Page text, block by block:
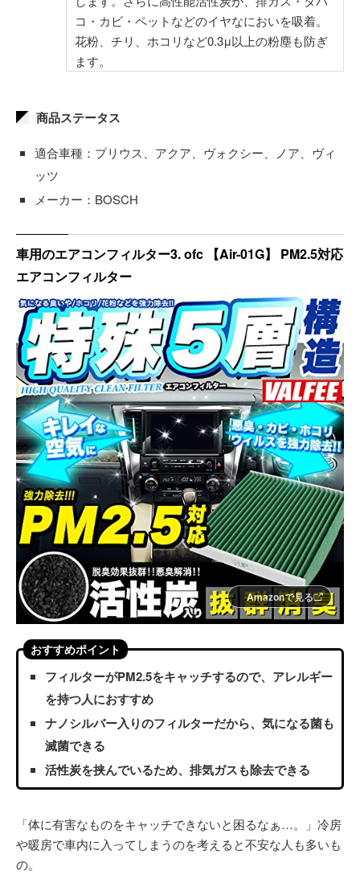
コ・カビ・ペットなどのイヤなにおいを吸着。
花粉、チリ、ホコリなど0.3μ以上の粉塵も防ぎ
ます。
商品ステータス
適合車種：プリウス、アクア、ヴォクシー、ノア、ヴィ
ッツ
メーカー：BOSCH
車用のエアコンフィルター3. ofc 【Air-01G】 PM2.5対応
エアコンフィルター
Amazonで見る
おすすめポイント
フィルターがPM2.5をキャッチするので、アレルギー
を持つ人におすすめ
ナノシルバー入りのフィルターだから、気になる菌も
滅菌できる
活性炭を挟んでいるため、排気ガスも除去できる
「体に有害なものをキャッチできないと困るなぁ…。」冷房
や暖房で車内に入ってしまうのを考えると不安な人も多いも
の。